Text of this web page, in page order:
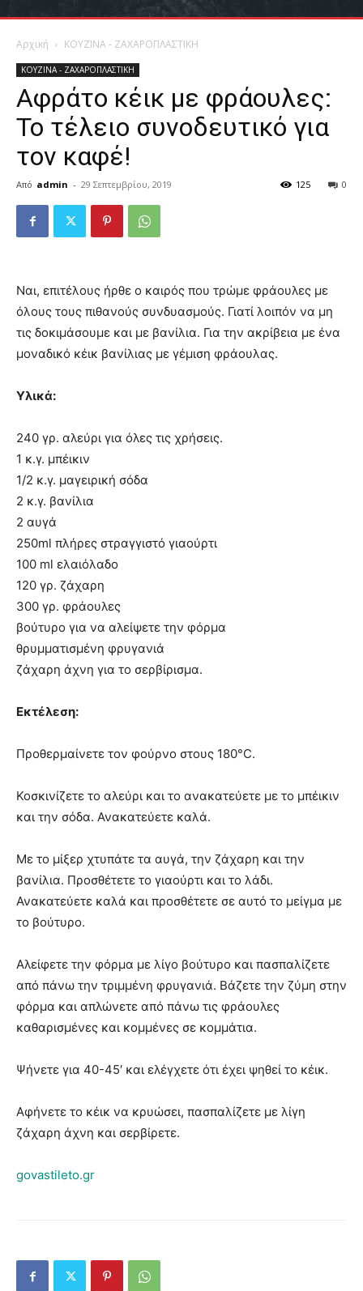
Αρχική ΚΟΥΖΙΝΑ - ΖΑΧΑΡΟΠΛΑΣΤΙΚΗ
ΚΟΥΖΙΝΑ - ΖΑΧΑΡΟΠΛΑΣΤΙΚΗ
Aφράτο κέικ με φράουλες:
Το τέλειο συνοδευτικό για
τον καφέ!
Από admin - 29 Σεπτεμβρίου, 2019 0
125
Ναι, επιτέλους ήρθε ο καιρός που τρώμε φράουλες με
όλους τους πιθανούς συνδυασμούς. Γιατί λοιπόν να μη
τις δοκιμάσουμε και με βανίλια. Για την ακρίβεια με ένα
μοναδικό κέικ βανίλιας με γέμιση φράουλας.
Υλικά:
240 γρ. αλεύρι για όλες τις χρήσεις.
1 κ.γ. μπέικιν
1/2 κ.γ. μαγειρική σόδα
2 κ.γ. βανίλια
2 αυγά
250ml πλήρες στραγγιστό γιαούρτι
100 ml ελαιόλαδο
120 γρ. ζάχαρη
300 γρ. φράουλες
βούτυρο για να αλείψετε την φόρμα
θρυμματισμένη φρυγανιά
ζάχαρη άχνη για το σερβίρισμα.
Εκτέλεση:
Προθερμαίνετε τον φούρνο στους 180°C.
Κοσκινίζετε το αλεύρι και το ανακατεύετε με το μπέικιν
και την σόδα. Ανακατεύετε καλά.
Με το μίξερ χτυπάτε τα αυγά, την ζάχαρη και την
βανίλια. Προσθέτετε το γιαούρτι και το λάδι.
Ανακατεύετε καλά και προσθέτετε σε αυτό το μείγμα με
το βούτυρο.
Αλείφετε την φόρμα με λίγο βούτυρο και πασπαλίζετε
από πάνω την τριμμένη φρυγανιά. Βάζετε την ζύμη στην
φόρμα και απλώνετε από πάνω τις φράουλες
καθαρισμένες και κομμένες σε κομμάτια.
Ψήνετε για 40-45′ και ελέγχετε ότι έχει ψηθεί το κέικ.
Αφήνετε το κέικ να κρυώσει, πασπαλίζετε με λίγη
ζάχαρη άχνη και σερβίρετε.
govastileto.gr